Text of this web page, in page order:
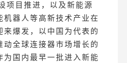
项目推进，以及新能源
机器人等高新技术产业在
来爆发，以中国为代表的
动全球连接器市场增长的
为国内最早一批进入新能